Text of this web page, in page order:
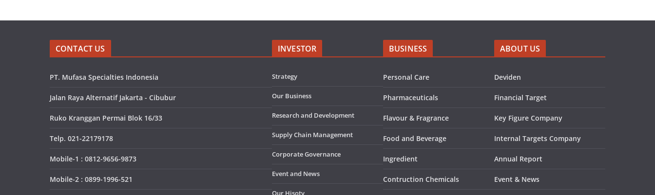
CONTACT US
PT. Mufasa Specialties Indonesia
Jalan Raya Alternatif Jakarta - Cibubur
Ruko Kranggan Permai Blok 16/33
Telp. 021-22179178
Mobile-1 : 0812-9656-9873
Mobile-2 : 0899-1996-521
INVESTOR
Strategy
Our Business
Research and Development
Supply Chain Management
Corporate Governance
Event and News
Our Hisoty
BUSINESS
Personal Care
Pharmaceuticals
Flavour & Fragrance
Food and Beverage
Ingredient
Contruction Chemicals
ABOUT US
Deviden
Financial Target
Key Figure Company
Internal Targets Company
Annual Report
Event & News